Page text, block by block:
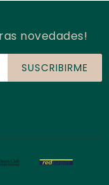
novedades!
SUSCRIBIRME